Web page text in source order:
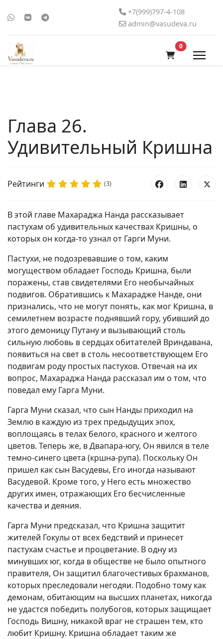
+7(999)797-4-108
admin@vasudeva.ru
0В корзину
Глава 26.
Удивительный Кришна
Рейтинги (3)
В этой главе Махараджа Нанда рассказывает
пастухам об удивительных качествах Кришны, о
которых он когда-то узнал от Гарги Муни.
Пастухи, не подозревавшие о том, каким
могуществом обладает Господь Кришна, были
поражены, став свидетелями Его необычайных
подвигов. Обратившись к Махарадже Нанде, они
признались, что не могут понять, как мог Кришна, в
семилетнем возрасте поднявший гору, убивший до
этого демоницу Путану и вызывающий столь
сильную любовь в сердцах обитателей Вриндавана,
появиться на свет в столь несоответствующем Его
подвигам роду простых пастухов. Отвечая на их
вопрос, Махараджа Нанда рассказал им о том, что
поведал ему Гарга Муни.
Гарга Муни сказал, что сын Нанды приходил на
Землю в каждую из трех предыдущих эпох,
воплощаясь в телах белого, красного и желтого
цветов. Теперь же, в Двапара-югу, Он явился в теле
темно-синего цвета (кршна-рупа). Поскольку Он
пришел как сын Васудевы, Его иногда называют
Васудевой. Кроме того, у Него есть множество
других имен, отражающих Его бесчисленные
качества и деяния.
Гарга Муни предсказал, что Кришна защитит
жителей Гокулы от всех бедствий и принесет
пастухам счастье и процветание. В одну из
минувших юг, когда в обществе не было опытного
правителя, Он защитил благочестивых брахманов,
которых преследовали негодяи. Подобно тому как
демонам, обитающим на высших планетах, никогда
не удастся победить полубогов, которых защищает
Господь Вишну, никакой враг не страшен тем, кто
любит Кришну. Кришна обладает таким же